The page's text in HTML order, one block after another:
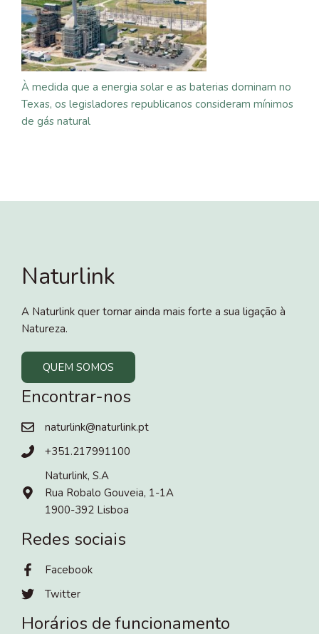
À medida que a energia solar e as baterias dominam no
Texas, os legisladores republicanos consideram mínimos
de gás natural
Naturlink
A Naturlink quer tornar ainda mais forte a sua ligação à
Natureza.
QUEM SOMOS
Encontrar-nos
naturlink@naturlink.pt
+351.217991100
Naturlink, S.A
Rua Robalo Gouveia, 1-1A
1900-392 Lisboa
Redes sociais
Facebook
Twitter
Horários de funcionamento